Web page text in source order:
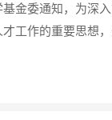
金委通知，为深
工作的重要思想
求，2026年自然
金青年学生基础研
生项目）...